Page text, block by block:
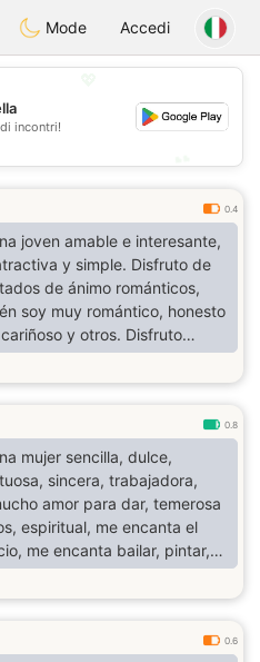
Citas
Mode Accedi
incontri!
0.4
joven amable e interesante,
y simple. Disfruto de
de ánimo románticos,
soy muy romántico, honesto
y otros. Disfruto
ver películas, leer y escribir.
fácilmente a cualquier
0.8
sincera, trabajadora,
amor para dar, temerosa
espiritual, me encanta el
me encanta bailar, pintar,
no me gustan mucho la
en mi pareja espero su
0.6